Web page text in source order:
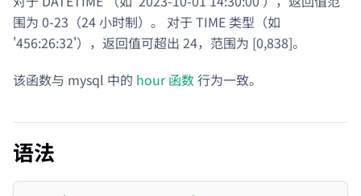
围为 0-23（24 小时制）。 对于 TIME 类型（如
'456:26:32'），返回值可超出 24，范围为 [0,838]。
该函数与 mysql 中的 hour 函数行为一致。
语法